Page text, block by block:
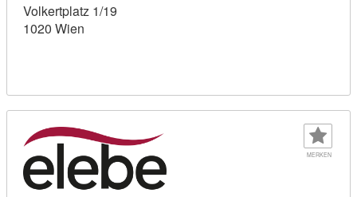
Volkertplatz 1/19
1020 Wien
MERKEN